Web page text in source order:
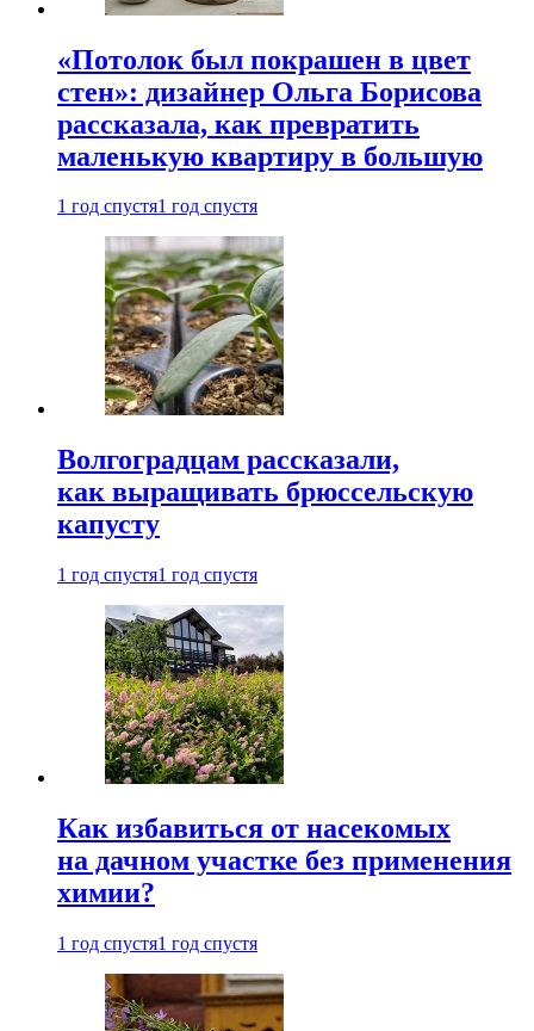
«Потолок был покрашен в цвет
стен»: дизайнер Ольга Борисова
рассказала, как превратить
маленькую квартиру в большую
1 год спустя1 год спустя
Волгоградцам рассказали,
как выращивать брюссельскую
капусту
1 год спустя1 год спустя
Как избавиться от насекомых
на дачном участке без применения
химии?
1 год спустя1 год спустя